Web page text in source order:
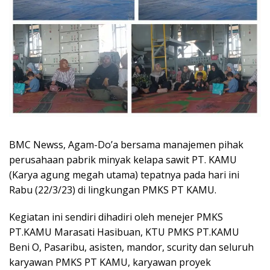
BMC Newss, Agam-Do’a bersama manajemen pihak
perusahaan pabrik minyak kelapa sawit PT. KAMU
(Karya agung megah utama) tepatnya pada hari ini
Rabu (22/3/23) di lingkungan PMKS PT KAMU.
Kegiatan ini sendiri dihadiri oleh menejer PMKS
PT.KAMU Marasati Hasibuan, KTU PMKS PT.KAMU
Beni O, Pasaribu, asisten, mandor, scurity dan seluruh
karyawan PMKS PT KAMU, karyawan proyek